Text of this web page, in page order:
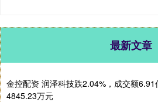
最新文章
金控配资 润泽科技跌2.04%，成交额6.91
4845.23万元